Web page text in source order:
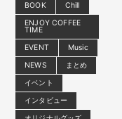
BOOK
Chill
ENJOY COFFEE
TIME
EVENT
Music
NEWS
まとめ
イベント
インタビュー